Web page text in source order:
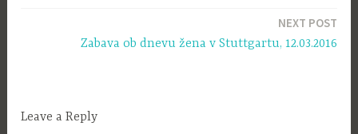
NEXT POST
Zabava ob dnevu žena v Stuttgartu, 12.03.2016
Leave a Reply